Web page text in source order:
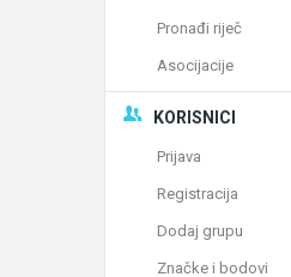
Pronađi riječ
Asocijacije
KORISNICI
Prijava
Registracija
Dodaj grupu
Značke i bodovi